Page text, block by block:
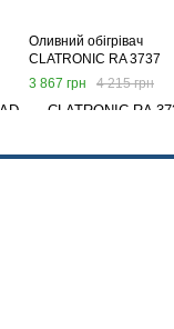
Оливний обігрівач
CLATRONIC RA 3737
3 867 грн
4 215 грн